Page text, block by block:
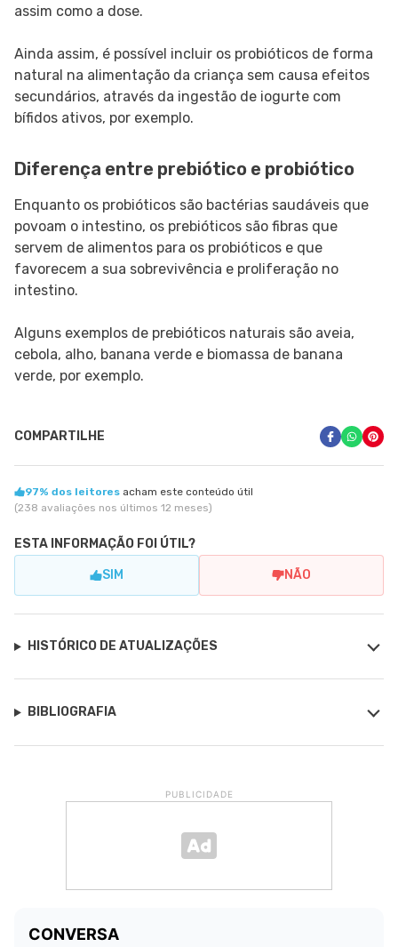
assim como a dose.
Ainda assim, é possível incluir os probióticos de forma
natural na alimentação da criança sem causa efeitos
secundários, através da ingestão de iogurte com
bífidos ativos, por exemplo.
Diferença entre prebiótico e probiótico
Enquanto os probióticos são bactérias saudáveis que
povoam o intestino, os prebióticos são fibras que
servem de alimentos para os probióticos e que
favorecem a sua sobrevivência e proliferação no
intestino.
Alguns exemplos de prebióticos naturais são aveia,
cebola, alho, banana verde e biomassa de banana
verde, por exemplo.
COMPARTILHE
97% dos leitores acham este conteúdo útil
(238 avaliações nos últimos 12 meses)
ESTA INFORMAÇÃO FOI ÚTIL?
SIM NÃO
HISTÓRICO DE ATUALIZAÇÕES
BIBLIOGRAFIA
PUBLICIDADE